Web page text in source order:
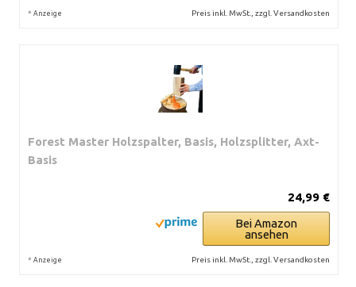
* Anzeige Preis inkl. MwSt., zzgl. Versandkosten
Forest Master Holzspalter, Basis, Holzsplitter, Axt-
Basis
24,99 €
Bei Amazon
ansehen
* Anzeige Preis inkl. MwSt., zzgl. Versandkosten